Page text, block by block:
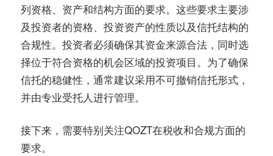
列资格、资产和结构方面的要求。这些要求主要涉
及投资者的资格、投资资产的性质以及信托结构的
合规性。投资者必须确保其资金来源合法，同时选
择位于符合资格的机会区域的投资项目。为了确保
信托的稳健性，通常建议采用不可撤销信托形式，
并由专业受托人进行管理。
接下来，需要特别关注QOZT在税收和合规方面的
要求。